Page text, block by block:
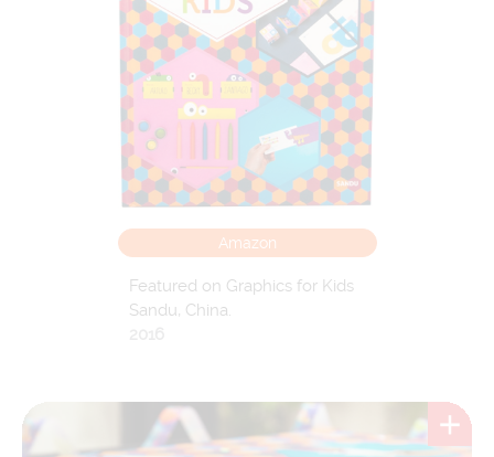
Amazon
Featured on Graphics for Kids
Sandu, China.